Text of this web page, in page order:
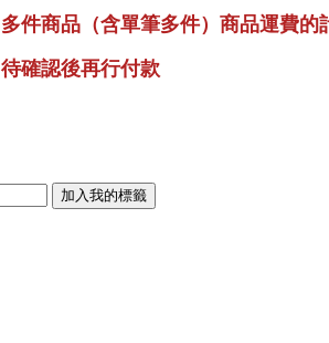
多件商品（含單筆多件）商品運費的
待確認後再行付款